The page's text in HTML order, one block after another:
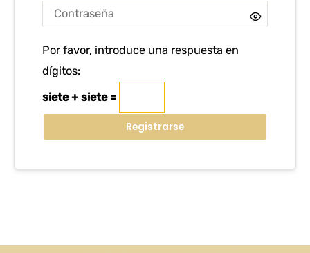
Por favor, introduce una respuesta en
dígitos:
siete + siete =
Registrarse